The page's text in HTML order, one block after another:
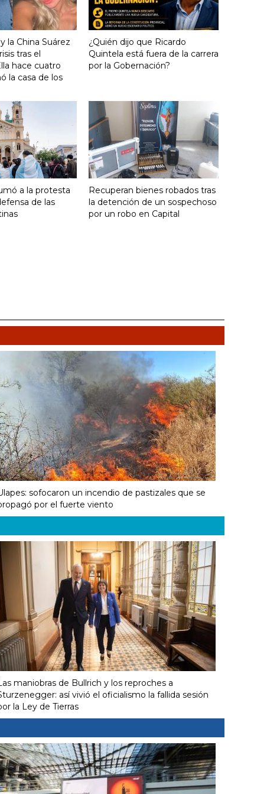
la China Suárez
tras el
hace cuatro
la casa de los
¿Quién dijo que Ricardo
Quintela está fuera de la carrera
por la Gobernación?
a la protesta
de las
Recuperan bienes robados tras
la detención de un sospechoso
por un robo en Capital
sofocaron un incendio de pastizales que se
por el fuerte viento
maniobras de Bullrich y los reproches a
así vivió el oficialismo la fallida sesión
la Ley de Tierras